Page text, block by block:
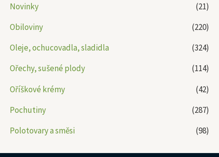
Novinky
(21)
Obiloviny
(220)
Oleje, ochucovadla, sladidla
(324)
Ořechy, sušené plody
(114)
Oříškové krémy
(42)
Pochutiny
(287)
Polotovary a směsi
(98)